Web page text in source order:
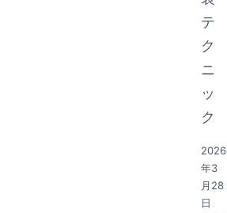
テ
ク
ニ
ッ
ク
2026
年3
月28
日